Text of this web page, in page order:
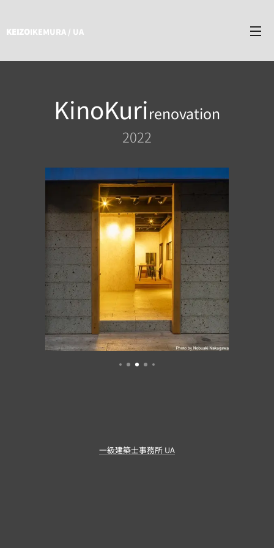
KEIZOIKEMURA / UA
KinoKurirenovation
2022
一級建築士事務所 UA